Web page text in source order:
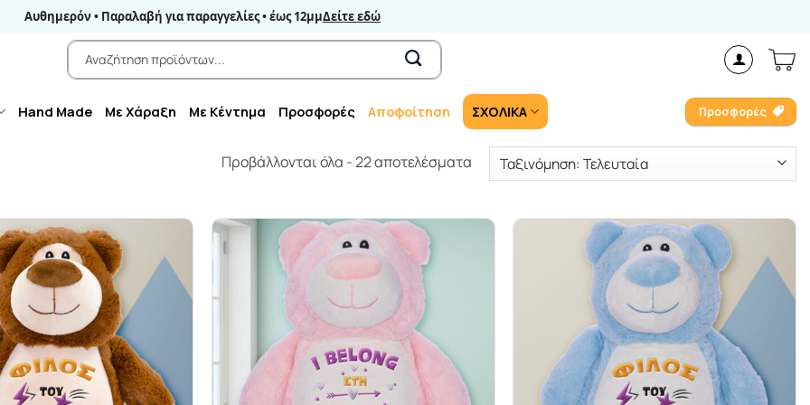
Αυθημερόν • Παραλαβή για παραγγελίες • έως 12μμΔείτε εδώ
Αναζήτηση
για:
Hand Made Με Χάραξη Με Κέντημα Προσφορές Αποφοίτηση ΣΧΟΛΙΚΑ Προσφορές
Προβάλλονται όλα - 22 αποτελέσματαSorted